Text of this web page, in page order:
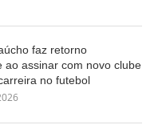
faz retorno
ao assinar com novo clube
no futebol